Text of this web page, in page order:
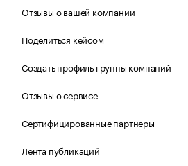
Отзывы о вашей компании
Поделиться кейсом
Создать профиль группы компаний
Отзывы о сервисе
Сертифицированные партнеры
Лента публикаций